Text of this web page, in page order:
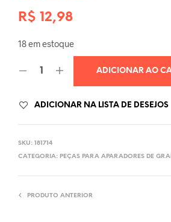
R$ 12,98
18 em estoque
ADICIONAR AO
ADICIONAR NA LISTA DE DESEJOS
SKU: 181714
CATEGORIA: PEÇAS PARA APARADORES DE
PRODUTO ANTERIOR